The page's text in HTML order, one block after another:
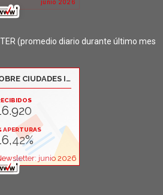
(promedio diario durante último mes